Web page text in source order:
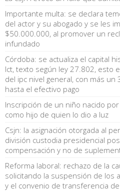
Importante multa: se declara
del actor y su abogado y se les
$50.000.000, al promover un
infundado
Córdoba: se actualiza el capital
lct, texto según ley 27.802, esto
del ipc nivel general, con más
hasta el efectivo pago
Inscripción de un niño nacido
como hijo de quien lo dio a luz
Csjn: la asignación otorgada al
división custodia presidencial
compensación y no de
Reforma laboral: rechazo de la
solicitando la suspensión de los
y el convenio de transferencia